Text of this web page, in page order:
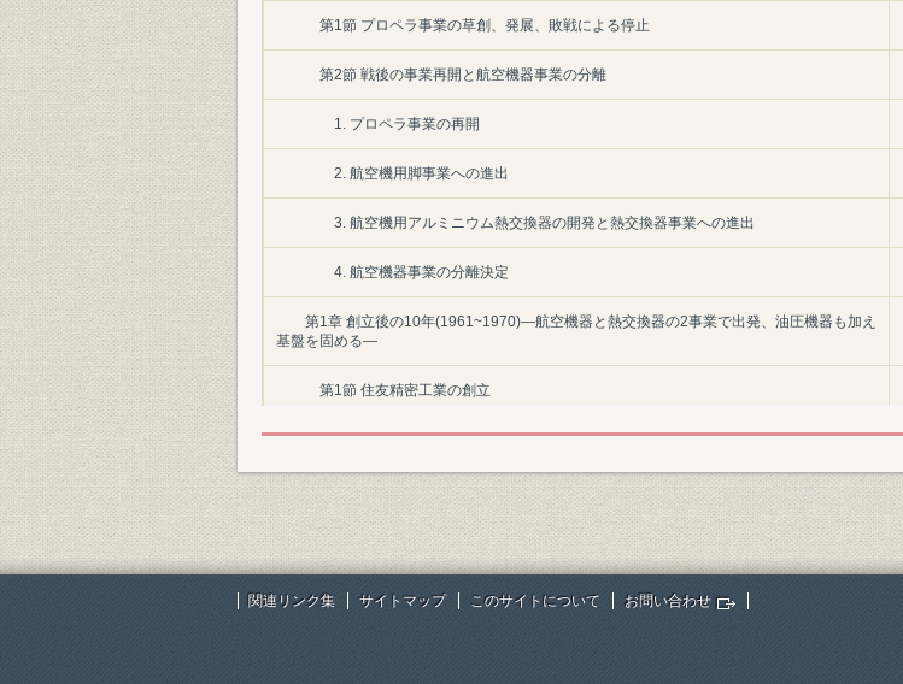
第1節 プロペラ事業の草創、発展、敗戦による停止
第2節 戦後の事業再開と航空機器事業の分離
1. プロペラ事業の再開
2. 航空機用脚事業への進出
3. 航空機用アルミニウム熱交換器の開発と熱交換器事業への進出
4. 航空機器事業の分離決定
第1章 創立後の10年(1961~1970)―航空機器と熱交換器の2事業で出発、油圧機器も加え
基盤を固める―
第1節 住友精密工業の創立
第2節 防衛力強化と航空機器事業の拡大
第3節 国内産業の成長と熱交換器市場発掘
第4節 油圧機器の拡販
関連リンク集 サイトマップ このサイトについて お問い合わせ